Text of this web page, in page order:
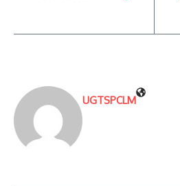
UGTSPCLM